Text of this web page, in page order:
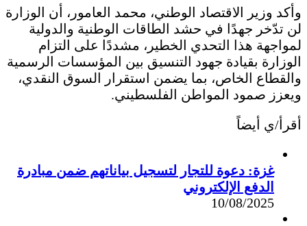
وأكد وزير الاقتصاد الوطني، محمد العامور، أن الوزارة
لن تدّخر جهدًا في حشد الطاقات الوطنية والدولية
لمواجهة هذا التحدي الخطير، مشددًا على التزام
الوزارة بقيادة جهود التنسيق بين المؤسسات الرسمية
والقطاع الخاص، بما يضمن استقرار السوق النقدي،
ويعزز صمود المواطن الفلسطيني.
أقرأ/ي أيضاً
غزة: دعوة للتجار لتسجيل بياناتهم ضمن مبادرة
الدفع الإلكتروني
10/08/2025